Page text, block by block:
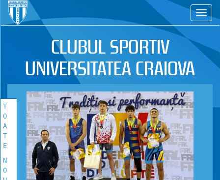
CS
CLUBUL SPORTIV
UNIVERSITATEA CRAIOVA
TOATE
NOUTATILE
Vezi toate stirile!
T
O
A
T
E
N
O